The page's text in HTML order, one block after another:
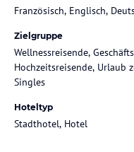
Französisch, Englisch,
Zielgruppe
Wellnessreisende,
Hochzeitsreisende, Urlaub
Singles
Hoteltyp
Stadthotel, Hotel